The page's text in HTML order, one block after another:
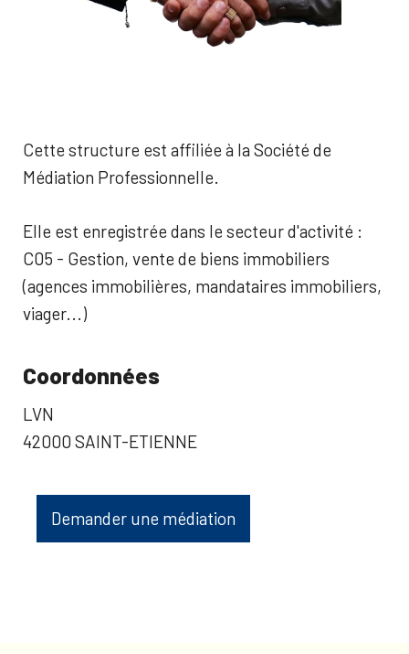
Cette structure est affiliée à la Société de
Médiation Professionnelle.
Elle est enregistrée dans le secteur d'activité :
C05 - Gestion, vente de biens immobiliers
(agences immobilières, mandataires immobiliers,
viager...)
Coordonnées
LVN
42000 SAINT-ETIENNE
Demander une médiation